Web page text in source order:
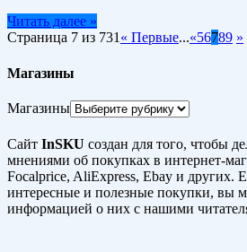
Читать далее »
Страница 7 из 731« Первые...«56789 »
Магазины
Магазины
Сайт InSKU создан для того, чтобы
мнениями об покупках в интернет-
Focalprice, AliExpress, Ebay и других.
интересные и полезные покупки, вы
информацией о них с нашими